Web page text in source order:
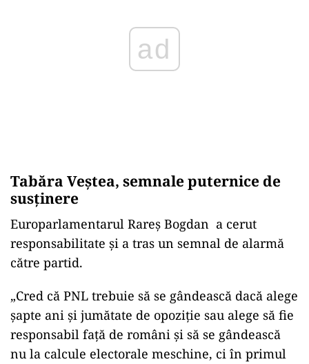
ad
Tabăra Veștea, semnale puternice de
susținere
Europarlamentarul Rareș Bogdan a cerut
responsabilitate și a tras un semnal de alarmă
către partid.
„Cred că PNL trebuie să se gândească dacă alege
şapte ani şi jumătate de opoziţie sau alege să fie
responsabil faţă de români şi să se gândească
nu la calcule electorale meschine, ci în primul